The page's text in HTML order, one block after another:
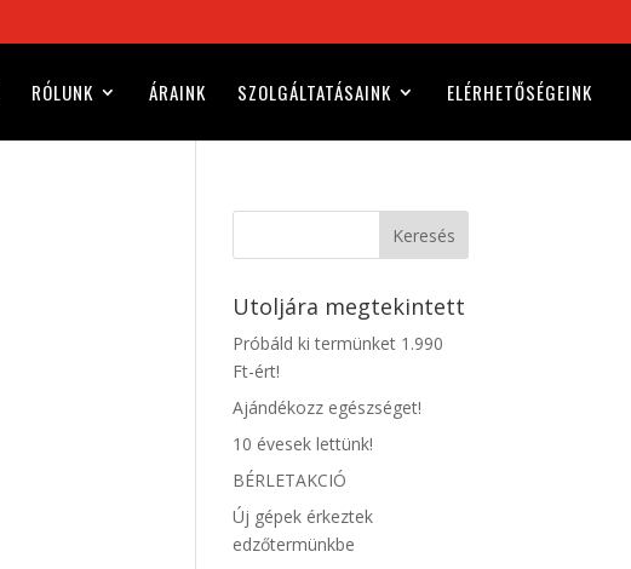
RÓLUNK ÁRAINK SZOLGÁLTATÁSAINK ELÉRHETŐSÉGEINK
Keresés
Utoljára megtekintett
Próbáld ki termünket 1.990
Ft-ért!
Ajándékozz egészséget!
10 évesek lettünk!
BÉRLETAKCIÓ
Új gépek érkeztek
edzőtermünkbe